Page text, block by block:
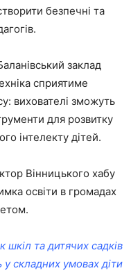
безпечні та
заклад
сприятиме
вихователі зможуть
для розвитку
інтелекту дітей.
Вінницького хабу
освіти в громадах
шкіл та дитячих садків
у складних умовах діти